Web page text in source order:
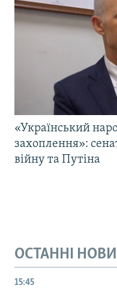
«Український
захоплення»:
війну та Путіна
ОСТАННІ
15:45